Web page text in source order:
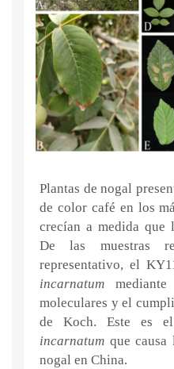
Plantas de nogal
de color café en los
crecían a medida que
De las muestras
representativo, el
incarnatum mediante
moleculares y el
de Koch. Este es
incarnatum que
nogal en China.